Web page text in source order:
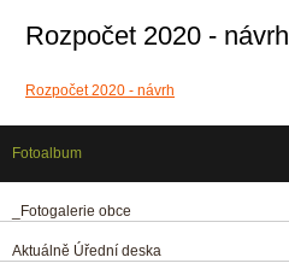
Rozpočet 2020 - návrh
Rozpočet 2020 - návrh
Fotoalbum
_Fotogalerie obce
Aktuálně Úřední deska